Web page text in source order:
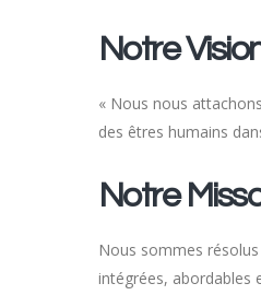
Notre
« Nous nous
des êtres humains
Notre
Nous sommes
intégrées, abordables